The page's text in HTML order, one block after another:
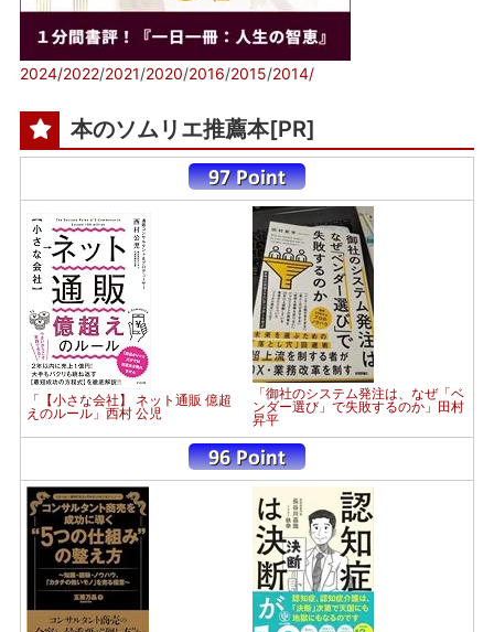
2024/2022/2021/2020/2016/2015/2014/
本のソムリエ推薦本[PR]
「【小さな会社】 ネット通販 億超
えのルール」西村 公児
「御社のシステム発注は、なぜ「ベ
ンダー選び」で失敗するのか」田村
昇平